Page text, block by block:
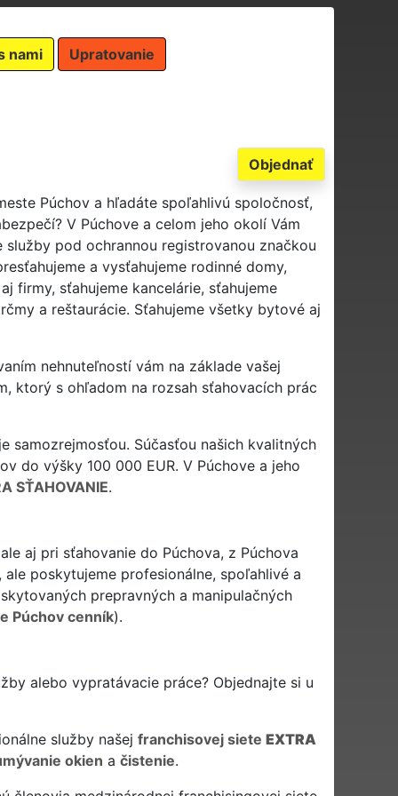
nami Upratovanie
Objednať
Púchov a hľadáte spoľahlivú spoločnosť,
V Púchove a celom jeho okolí Vám
pod ochrannou registrovanou značkou
a vysťahujeme rodinné domy,
firmy, sťahujeme kancelárie, sťahujeme
a reštaurácie. Sťahujeme všetky bytové aj
nehnuteľností vám na základe vašej
ktorý s ohľadom na rozsah sťahovacích prác
samozrejmosťou. Súčasťou našich kvalitných
do výšky 100 000 EUR. V Púchove a jeho
SŤAHOVANIE.
aj pri sťahovanie do Púchova, z Púchova
poskytujeme profesionálne, spoľahlivé a
prepravných a manipulačných
Púchov cenník).
alebo vypratávacie práce? Objednajte si u
služby našej franchisovej siete EXTRA
okien a čistenie.